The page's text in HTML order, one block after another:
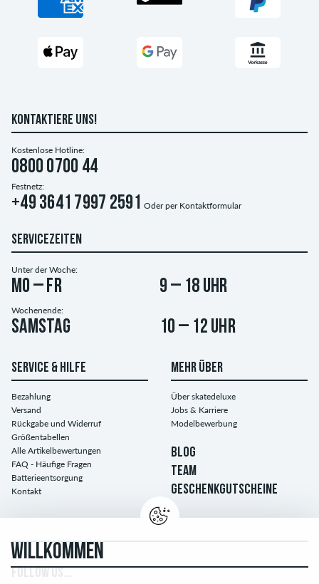
KONTAKTIERE UNS!
Kostenlose Hotline:
0800 0700 44
Festnetz:
+49 3641 7997 2591 Oder per Kontaktformular
SERVICEZEITEN
Unter der Woche:
Mo – Fr 9 – 18 Uhr
Wochenende:
Samstag 10 – 12 Uhr
SERVICE & HILFE
Bezahlung
Versand
Rückgabe und Widerruf
Größentabellen
Alle Artikelbewertungen
FAQ - Häufige Fragen
Batterieentsorgung
Kontakt
MEHR ÜBER
Über skatedeluxe
Jobs & Karriere
Modelbewerbung
BLOG
TEAM
GESCHENKGUTSCHEINE
WILLKOMMEN